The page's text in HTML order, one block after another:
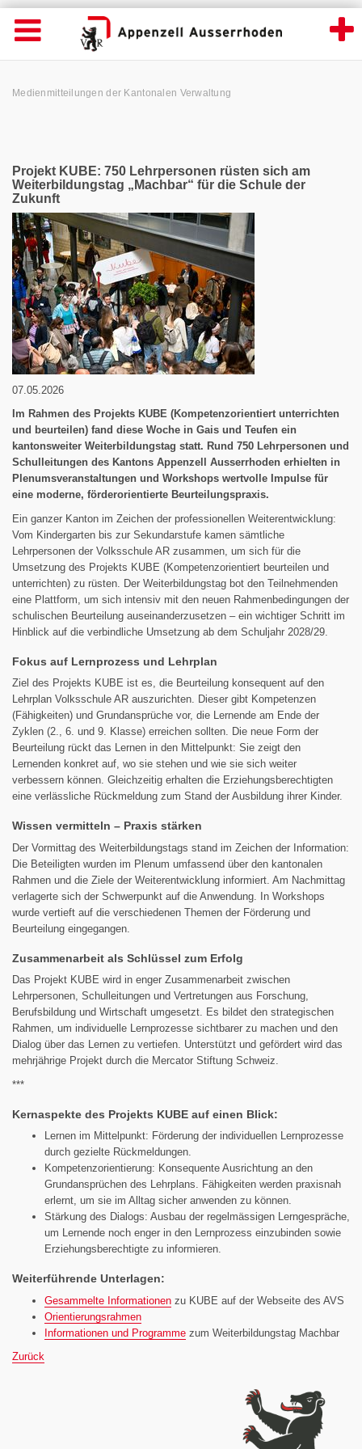
News Detailansicht - Appenzell
Wichtige
Seiten
Home
Inhalt
Navigation öffnen
Inhalt
Pfadnavigation
Medienmitteilungen der Kantonalen Verwaltung
Projekt KUBE: 750 Lehrpersonen rüsten sich am
Weiterbildungstag „Machbar“ für die Schule der
Zukunft
07.05.2026
Im Rahmen des Projekts KUBE (Kompetenzorientiert unterrichten
und beurteilen) fand diese Woche in Gais und Teufen ein
kantonsweiter Weiterbildungstag statt. Rund 750 Lehrpersonen und
Schulleitungen des Kantons Appenzell Ausserrhoden erhielten in
Plenumsveranstaltungen und Workshops wertvolle Impulse für
eine moderne, förderorientierte Beurteilungspraxis.
Ein ganzer Kanton im Zeichen der professionellen Weiterentwicklung:
Vom Kindergarten bis zur Sekundarstufe kamen sämtliche
Lehrpersonen der Volksschule AR zusammen, um sich für die
Umsetzung des Projekts KUBE (Kompetenzorientiert beurteilen und
unterrichten) zu rüsten. Der Weiterbildungstag bot den Teilnehmenden
eine Plattform, um sich intensiv mit den neuen Rahmenbedingungen der
schulischen Beurteilung auseinanderzusetzen – ein wichtiger Schritt im
Hinblick auf die verbindliche Umsetzung ab dem Schuljahr 2028/29.
Fokus auf Lernprozess und Lehrplan
Ziel des Projekts KUBE ist es, die Beurteilung konsequent auf den
Lehrplan Volksschule AR auszurichten. Dieser gibt Kompetenzen
(Fähigkeiten) und Grundansprüche vor, die Lernende am Ende der
Zyklen (2., 6. und 9. Klasse) erreichen sollten. Die neue Form der
Beurteilung rückt das Lernen in den Mittelpunkt: Sie zeigt den
Lernenden konkret auf, wo sie stehen und wie sie sich weiter
verbessern können. Gleichzeitig erhalten die Erziehungsberechtigten
eine verlässliche Rückmeldung zum Stand der Ausbildung ihrer Kinder.
Wissen vermitteln – Praxis stärken
Der Vormittag des Weiterbildungstags stand im Zeichen der Information:
Die Beteiligten wurden im Plenum umfassend über den kantonalen
Rahmen und die Ziele der Weiterentwicklung informiert. Am Nachmittag
verlagerte sich der Schwerpunkt auf die Anwendung. In Workshops
wurde vertieft auf die verschiedenen Themen der Förderung und
Beurteilung eingegangen.
Zusammenarbeit als Schlüssel zum Erfolg
Das Projekt KUBE wird in enger Zusammenarbeit zwischen
Lehrpersonen, Schulleitungen und Vertretungen aus Forschung,
Berufsbildung und Wirtschaft umgesetzt. Es bildet den strategischen
Rahmen, um individuelle Lernprozesse sichtbarer zu machen und den
Dialog über das Lernen zu vertiefen. Unterstützt und gefördert wird das
mehrjährige Projekt durch die Mercator Stiftung Schweiz.
***
Kernaspekte des Projekts KUBE auf einen Blick:
Lernen im Mittelpunkt: Förderung der individuellen Lernprozesse
durch gezielte Rückmeldungen.
Kompetenzorientierung: Konsequente Ausrichtung an den
Grundansprüchen des Lehrplans. Fähigkeiten werden praxisnah
erlernt, um sie im Alltag sicher anwenden zu können.
Stärkung des Dialogs: Ausbau der regelmässigen Lerngespräche,
um Lernende noch enger in den Lernprozess einzubinden sowie
Erziehungsberechtigte zu informieren.
Weiterführende Unterlagen:
Gesammelte Informationen zu KUBE auf der Webseite des AVS
Orientierungsrahmen
Informationen und Programme zum Weiterbildungstag Machbar
Zurück